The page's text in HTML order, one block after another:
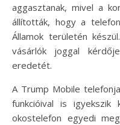
aggasztanak, mivel a
állították, hogy a
Államok területén
vásárlók joggal
eredetét.
A Trump Mobile
funkcióival is igyekszik
okostelefon egyedi